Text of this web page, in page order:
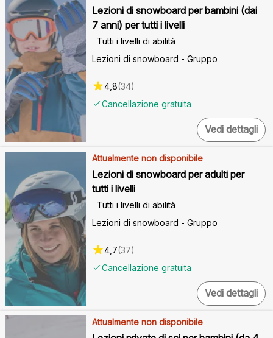
Lezioni di snowboard per bambini (dai
7 anni) per tutti i livelli
Lezioni di snowboard - Gruppo
Tutti i livelli di abilità
Cancellazione gratuita
4,8(34)
Vedi dettagli
Attualmente non disponibile
Lezioni di snowboard per adulti per
tutti i livelli
Lezioni di snowboard - Gruppo
Tutti i livelli di abilità
Cancellazione gratuita
4,7(37)
Vedi dettagli
Attualmente non disponibile